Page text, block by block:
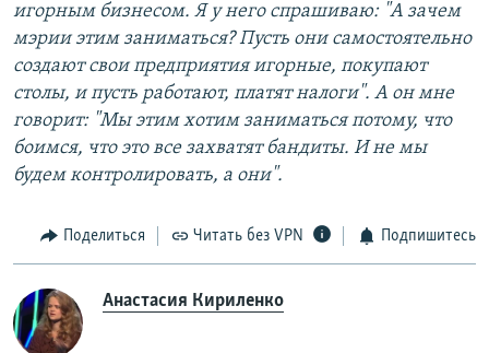
игорным бизнесом. Я у него спрашиваю: "А зачем
мэрии этим заниматься? Пусть они самостоятельно
создают свои предприятия игорные, покупают
столы, и пусть работают, платят налоги". А он мне
говорит: "Мы этим хотим заниматься потому, что
боимся, что это все захватят бандиты. И не мы
будем контролировать, а они".
Поделиться Читать без VPN Подпишитесь
Анастасия Кириленко